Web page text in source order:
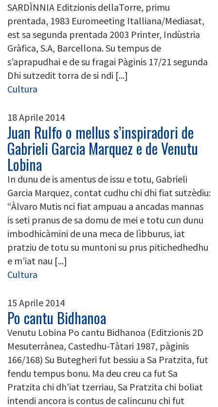
SARDÌNNIA Editzionis dellaTorre, primu
prentada, 1983 Euromeeting Italliana/Mediasat,
est sa segunda prentada 2003 Printer, Indùstria
Gràfica, S.A, Barcellona. Su tempus de
s’aprapudhai e de su fragai Pàginis 17/21 segunda
Dhi sutzedit torra de si ndi [...]
Cultura
18 Aprile 2014
Juan Rulfo o mellus s’inspiradori de
Gabrieli Garcia Marquez e de Venutu
Lobina
In dunu de is amentus de issu e totu, Gabrieli
Garcia Marquez, contat cudhu chi dhi fiat sutzèdiu:
“Àlvaro Mutis nci fiat ampuau a ancadas mannas
is seti pranus de sa domu de mei e totu cun dunu
imbodhicàmini de una meca de lìbburus, iat
pratziu de totu su muntoni su prus pitichedhedhu
e m’iat nau [...]
Cultura
15 Aprile 2014
Po cantu Bidhanoa
Venutu Lobina Po cantu Bidhanoa (Editzionis 2D
Mesuterrànea, Castedhu-Tàtari 1987, pàginis
166/168) Su Butegheri fut bessiu a Sa Pratzita, fut
fendu tempus bonu. Ma deu creu ca fut Sa
Pratzita chi dh'iat tzerriau, Sa Pratzita chi boliat
intendi ancora is contus de calincunu chi fut